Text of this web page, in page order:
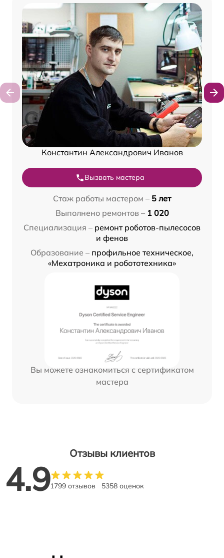
Константин Александрович Иванов
Вызвать мастера
Стаж работы мастером – 5 лет
Выполнено ремонтов – 1 020
Специализация – ремонт роботов-пылесосов
и фенов
Образование – профильное техническое,
«Мехатроника и робототехника»
Вы можете ознакомиться с сертификатом
мастера
Отзывы клиентов
4.91799 отзывов 5358 оценок